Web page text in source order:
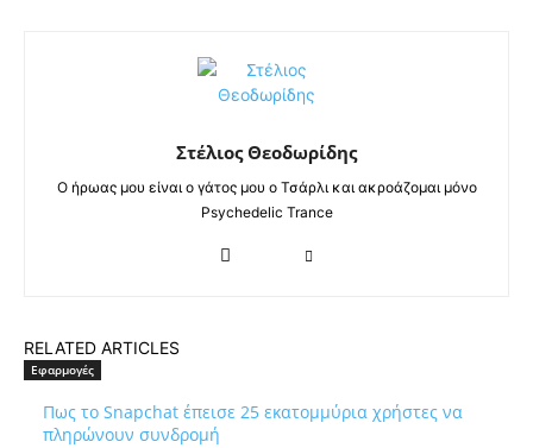
Στέλιος Θεοδωρίδης
Ο ήρωας μου είναι ο γάτος μου ο Τσάρλι και ακροάζομαι μόνο
Psychedelic Trance
RELATED ARTICLES
Εφαρμογές
Πως το Snapchat έπεισε 25 εκατομμύρια χρήστες να
πληρώνουν συνδρομή